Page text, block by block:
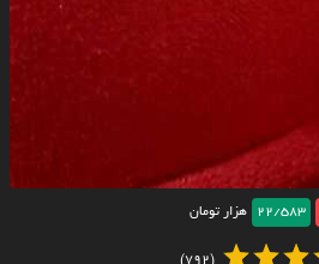
22/583 هزار تومان
(792)